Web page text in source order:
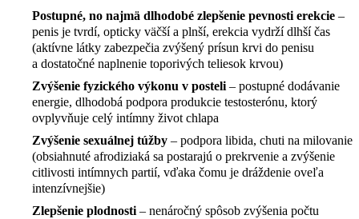
Postupné, no najmä dlhodobé zlepšenie pevnosti erekcie –
penis je tvrdí, opticky väčší a plnší, erekcia vydrží dlhší čas
(aktívne látky zabezpečia zvýšený prísun krvi do penisu
a dostatočné naplnenie toporivých teliesok krvou)
Zvýšenie fyzického výkonu v posteli– postupné dodávanie
energie, dlhodobá podpora produkcie testosterónu, ktorý
ovplyvňuje celý intímny život chlapa
Zvýšenie sexuálnej túžby – podpora libida, chuti na milovanie
(obsiahnuté afrodiziaká sa postarajú o prekrvenie a zvýšenie
citlivosti intímnych partií, vďaka čomu je dráždenie oveľa
intenzívnejšie)
Zlepšenie plodnosti– nenáročný spôsob zvýšenia počtu